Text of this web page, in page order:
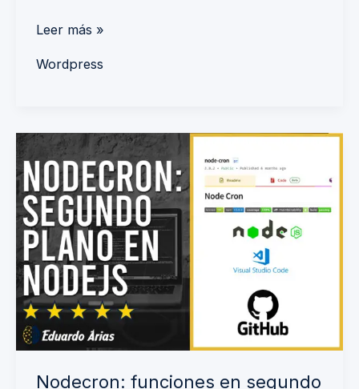
Leer más »
Wordpress
Nodecron: funciones en segundo
Nodecron:
funciones
en
segundo
plano
para
NodeJS